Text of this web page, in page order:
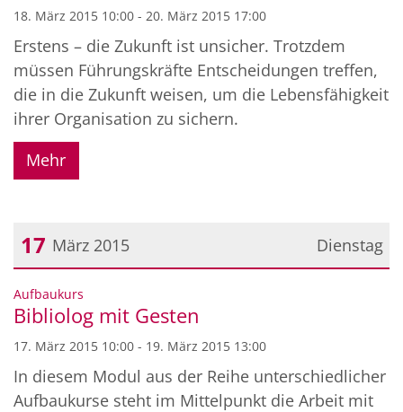
18. März 2015 10:00 - 20. März 2015 17:00
Erstens – die Zukunft ist unsicher. Trotzdem
müssen Führungskräfte Entscheidungen treffen,
die in die Zukunft weisen, um die Lebensfähigkeit
ihrer Organisation zu sichern.
Mehr
Dienstag
17 März 2015
Datum: 17. März 2015
Aufbaukurs
Bibliolog mit Gesten
17. März 2015 10:00 - 19. März 2015 13:00
In diesem Modul aus der Reihe unterschiedlicher
Aufbaukurse steht im Mittelpunkt die Arbeit mit